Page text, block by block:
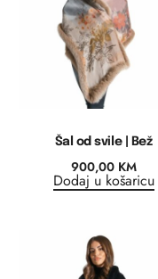
Šal od svile | Bež
900,00 KM
Dodaj u košaricu